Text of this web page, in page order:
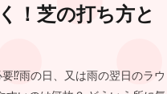
！芝の打ち方と
⁉︎雨の日、又は雨の翌日のラウ